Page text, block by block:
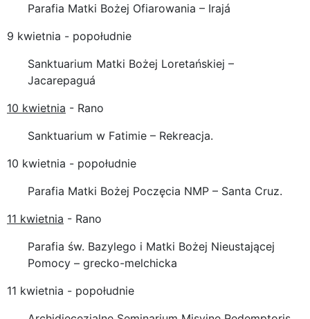
Parafia Matki Bożej Ofiarowania – Irajá
9 kwietnia - popołudnie
Sanktuarium Matki Bożej Loretańskiej –
Jacarepaguá
10 kwietnia - Rano
Sanktuarium w Fatimie – Rekreacja.
10 kwietnia - popołudnie
Parafia Matki Bożej Poczęcia NMP – Santa Cruz.
11 kwietnia - Rano
Parafia św. Bazylego i Matki Bożej Nieustającej
Pomocy – grecko-melchicka
11 kwietnia - popołudnie